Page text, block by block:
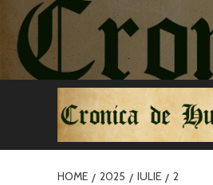
conținut
HOME 2025 IULIE 2